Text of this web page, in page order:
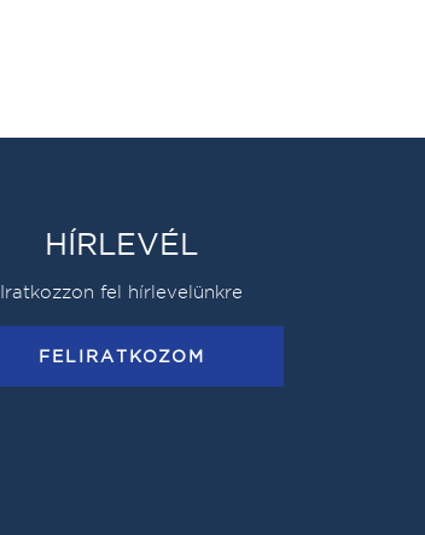
HÍRLEVÉL
Iratkozzon fel hírlevelünkre
FELIRATKOZOM